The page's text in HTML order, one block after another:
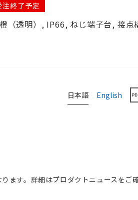
終了予定
透明）, IP66, ねじ端子台, 接
日本語 English
ります。詳細はプロダクトニュースをご